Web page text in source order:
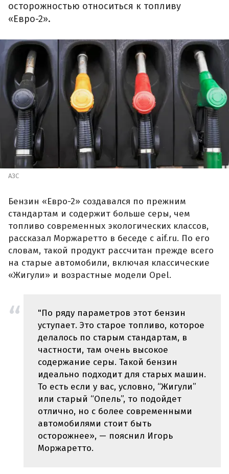
осторожностью относиться к топливу
«Евро-2».
АЗС
Бензин «Евро-2» создавался по прежним
стандартам и содержит больше серы, чем
топливо современных экологических классов,
рассказал Моржаретто в беседе с aif.ru. По его
словам, такой продукт рассчитан прежде всего
на старые автомобили, включая классические
«Жигули» и возрастные модели Opel.
"По ряду параметров этот бензин
уступает. Это старое топливо, которое
делалось по старым стандартам, в
частности, там очень высокое
содержание серы. Такой бензин
идеально подходит для старых машин.
То есть если у вас, условно, “Жигули”
или старый “Опель”, то подойдет
отлично, но с более современными
автомобилями стоит быть
осторожнее», — пояснил Игорь
Моржаретто.